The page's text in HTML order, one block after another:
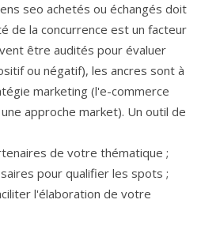
seo achetés ou échangés doit
de la concurrence est un facteur
être audités pour évaluer
ou négatif), les ancres sont à
marketing (l'e-commerce
approche market). Un outil de
de votre thématique ;
pour qualifier les spots ;
l'élaboration de votre